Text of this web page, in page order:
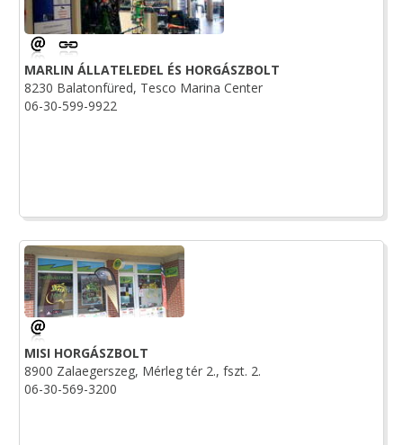
MARLIN ÁLLATELEDEL ÉS HORGÁSZBOLT
8230 Balatonfüred, Tesco Marina Center
06-30-599-9922
MISI HORGÁSZBOLT
8900 Zalaegerszeg, Mérleg tér 2., fszt. 2.
06-30-569-3200